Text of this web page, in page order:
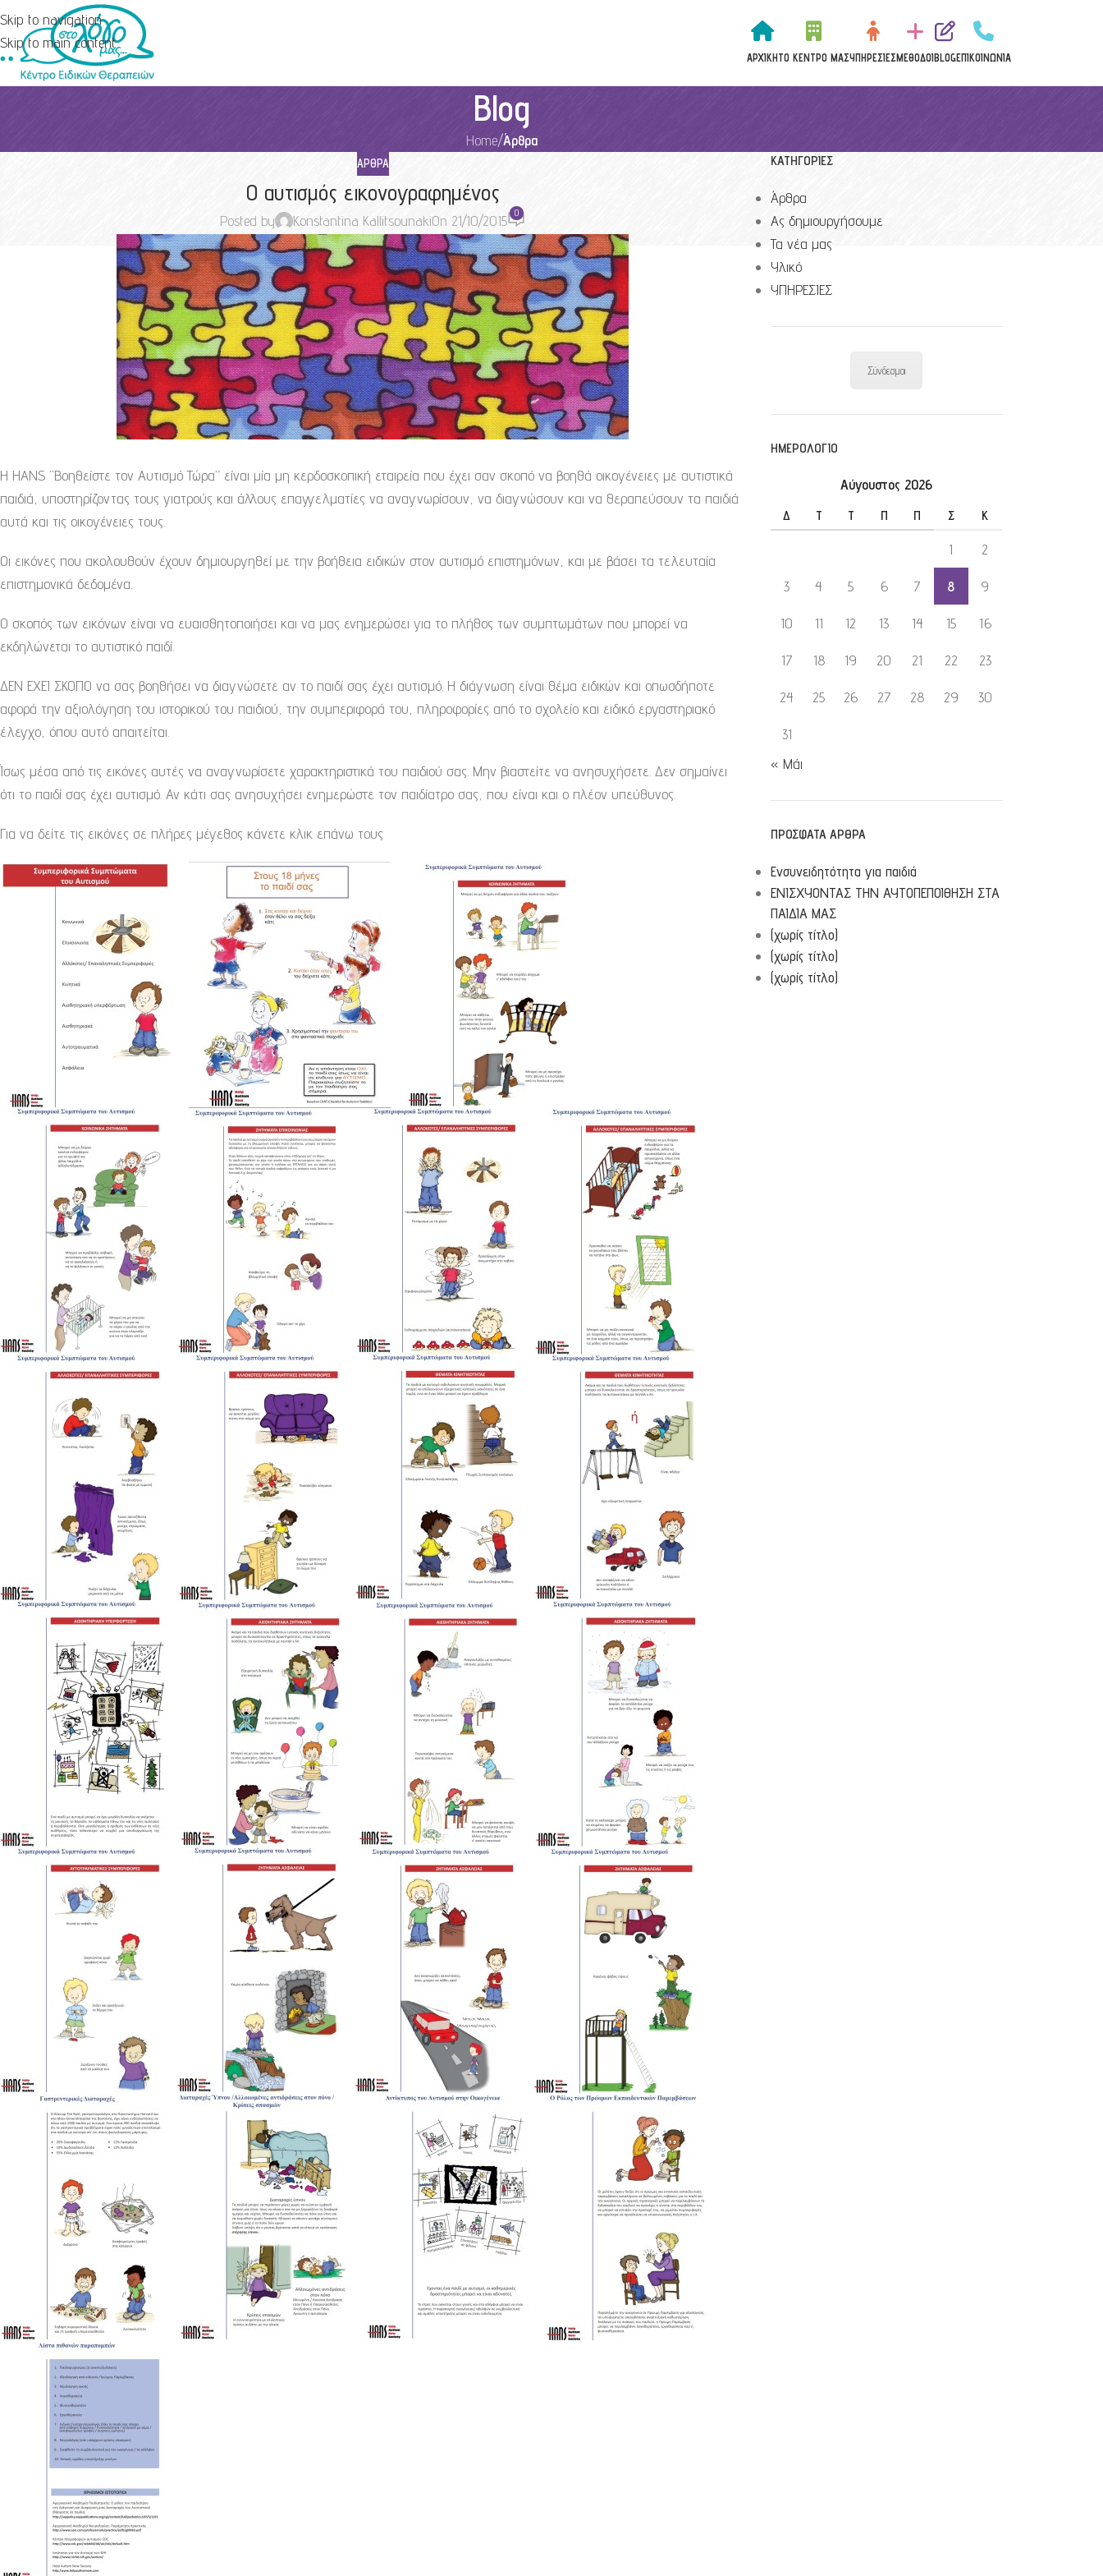
Skip to navigation
Skip to main content
ΑΡΧΙΚΉΤΟ ΚΈΝΤΡΟ ΜΑΣΥΠΗΡΕΣΊΕΣMΈΘΟΔΟΙBLOGΕΠΙΚΟΙΝΩΝΊΑ
Blog
Home/Άρθρα
ΆΡΘΡΑ
Ο αυτισμός εικονογραφημένος
Posted by Konstantina KallitsounakiOn 21/10/2015 0
Η HANS “Βοηθείστε τον Αυτισμό Τώρα” είναι μία μη κερδοσκοπική εταιρεία που έχει σαν σκοπό να βοηθά οικογένειες με αυτιστικά
παιδιά, υποστηρίζοντας τους γιατρούς και άλλους επαγγελματίες να αναγνωρίσουν, να διαγνώσουν και να θεραπεύσουν τα παιδιά
αυτά και τις οικογένειες τους.
Οι εικόνες που ακολουθούν έχουν δημιουργηθεί με την βοήθεια ειδικών στον αυτισμό επιστημόνων, και με βάσει τα τελευταία
επιστημονικά δεδομένα.
Ο σκοπός των εικόνων είναι να ευαισθητοποιήσει και να μας ενημερώσει για το πλήθος των συμπτωμάτων που μπορεί να
εκδηλώνεται το αυτιστικό παιδί.
ΔΕΝ ΕΧΕΙ ΣΚΟΠΟ να σας βοηθήσει να διαγνώσετε αν το παιδί σας έχει αυτισμό. Η διάγνωση είναι θέμα ειδικών και οπωσδήποτε
αφορά την αξιολόγηση του ιστορικού του παιδιού, την συμπεριφορά του, πληροφορίες από το σχολείο και ειδικό εργαστηριακό
έλεγχο, όπου αυτό απαιτείται.
Ίσως μέσα από τις εικόνες αυτές να αναγνωρίσετε χαρακτηριστικά του παιδιού σας. Μην βιαστείτε να ανησυχήσετε. Δεν σημαίνει
ότι το παιδί σας έχει αυτισμό. Αν κάτι σας ανησυχήσει ενημερώστε τον παιδίατρο σας, που είναι και ο πλέον υπεύθυνος.
Για να δείτε τις εικόνες σε πλήρες μέγεθος κάνετε κλικ επάνω τους
KΑΤΗΓΟΡΊΕΣ
Άρθρα
Ας δημιουργήσουμε
Τα νέα μας
Υλικό
ΥΠΗΡΕΣΙΕΣ
Σύνδεσμοι
ΗΜΕΡΟΛΌΓΙΟ
Αύγουστος 2026
Δ Τ Τ Π Π Σ Κ
1 2
3 4 5 6 7 8 9
10 11 12 13 14 15 16
17 18 19 20 21 22 23
24 25 26 27 28 29 30
31
« Μάι
ΠΡΌΣΦΑΤΑ ΆΡΘΡΑ
Ενσυνειδητότητα για παιδιά
ΕΝΙΣΧΥΟΝΤΑΣ ΤΗΝ ΑΥΤΟΠΕΠΟΙΘΗΣΗ ΣΤΑ
ΠΑΙΔΙΑ ΜΑΣ
(χωρίς τίτλο)
(χωρίς τίτλο)
(χωρίς τίτλο)